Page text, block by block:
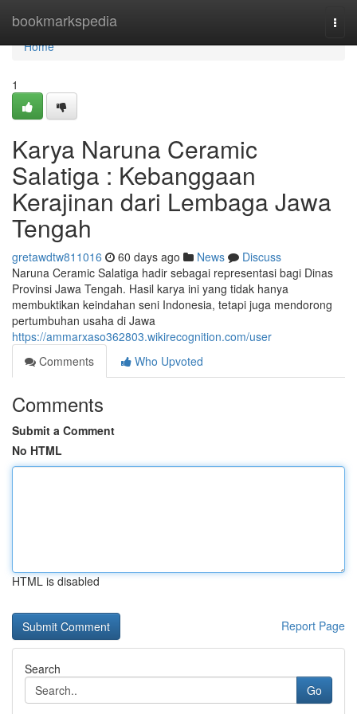
bookmarkspedia
Home
Home
1
Karya Naruna Ceramic
Salatiga : Kebanggaan
Kerajinan dari Lembaga Jawa
Tengah
gretawdtw811016 60 days ago News
Discuss
Naruna Ceramic Salatiga hadir sebagai representasi bagi Dinas
Provinsi Jawa Tengah. Hasil karya ini yang tidak hanya
membuktikan keindahan seni Indonesia, tetapi juga mendorong
pertumbuhan usaha di Jawa
https://ammarxaso362803.wikirecognition.com/user
Comments
Who Upvoted
Comments
Submit a Comment
No HTML
HTML is disabled
Report Page
Search
Go